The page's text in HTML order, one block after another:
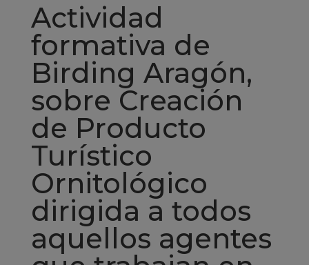
Actividad
formativa de
Birding Aragón,
sobre Creación
de Producto
Turístico
Ornitológico
dirigida a todos
aquellos agentes